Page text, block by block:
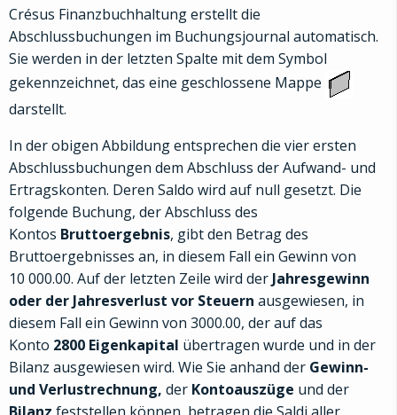
Crésus Finanzbuchhaltung erstellt die
Abschlussbuchungen im Buchungsjournal automatisch.
Sie werden in der letzten Spalte mit dem Symbol
gekennzeichnet, das eine geschlossene Mappe
darstellt.
In der obigen Abbildung entsprechen die vier ersten
Abschlussbuchungen dem Abschluss der Aufwand- und
Ertragskonten. Deren Saldo wird auf null gesetzt. Die
folgende Buchung, der Abschluss des
Kontos Bruttoergebnis, gibt den Betrag des
Bruttoergebnisses an, in diesem Fall ein Gewinn von
10 000.00. Auf der letzten Zeile wird der Jahresgewinn
oder der Jahresverlust vor Steuern ausgewiesen, in
diesem Fall ein Gewinn von 3000.00, der auf das
Konto 2800 Eigenkapital übertragen wurde und in der
Bilanz ausgewiesen wird. Wie Sie anhand der Gewinn-
und Verlustrechnung, der Kontoauszüge und der